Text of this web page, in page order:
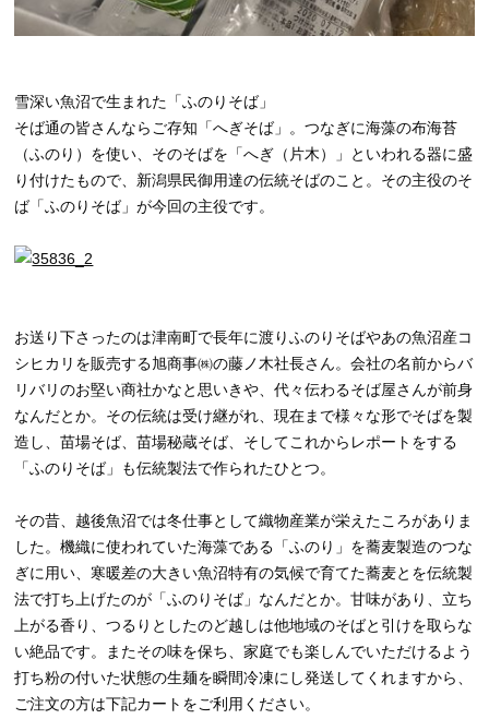
雪深い魚沼で生まれた「ふのりそば」
そば通の皆さんならご存知「へぎそば」。つなぎに海藻の布海苔
（ふのり）を使い、そのそばを「へぎ（片木）」といわれる器に盛
り付けたもので、新潟県民御用達の伝統そばのこと。その主役のそ
ば「ふのりそば」が今回の主役です。
お送り下さったのは津南町で長年に渡りふのりそばやあの魚沼産コ
シヒカリを販売する旭商事㈱の藤ノ木社長さん。会社の名前からバ
リバリのお堅い商社かなと思いきや、代々伝わるそば屋さんが前身
なんだとか。その伝統は受け継がれ、現在まで様々な形でそばを製
造し、苗場そば、苗場秘蔵そば、そしてこれからレポートをする
「ふのりそば」も伝統製法で作られたひとつ。
その昔、越後魚沼では冬仕事として織物産業が栄えたころがありま
した。機織に使われていた海藻である「ふのり」を蕎麦製造のつな
ぎに用い、寒暖差の大きい魚沼特有の気候で育てた蕎麦とを伝統製
法で打ち上げたのが「ふのりそば」なんだとか。甘味があり、立ち
上がる香り、つるりとしたのど越しは他地域のそばと引けを取らな
い絶品です。またその味を保ち、家庭でも楽しんでいただけるよう
打ち粉の付いた状態の生麺を瞬間冷凍にし発送してくれますから、
ご注文の方は下記カートをご利用ください。